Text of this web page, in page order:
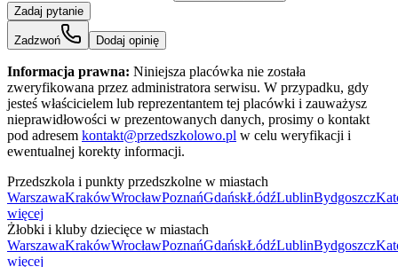
Zadaj pytanie
Zadzwoń Dodaj opinię
Informacja prawna: Niniejsza placówka nie została
zweryfikowana przez administratora serwisu. W przypadku, gdy
jesteś właścicielem lub reprezentantem tej placówki i zauważysz
nieprawidłowości w prezentowanych danych, prosimy o kontakt
pod adresem kontakt@przedszkolowo.pl w celu weryfikacji i
ewentualnej korekty informacji.
Przedszkola i punkty przedszkolne w miastach
WarszawaKrakówWrocławPoznańGdańskŁódźLublinBydgoszcz
więcej
Żłobki i kluby dziecięce w miastach
WarszawaKrakówWrocławPoznańGdańskŁódźLublinBydgoszcz
więcej